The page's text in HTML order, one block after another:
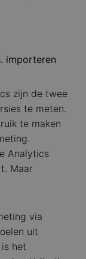
importeren
zijn de twee
te meten.
te maken
Analytics
Maar
via
uit
het